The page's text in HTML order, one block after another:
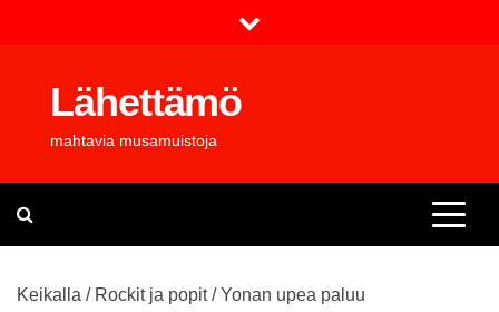
Lähettämö
mahtavia musamuistoja
Keikalla / Rockit ja popit/Yonan upea paluu